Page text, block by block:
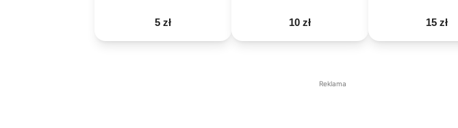
5 zł 10 zł 15 zł
Reklama